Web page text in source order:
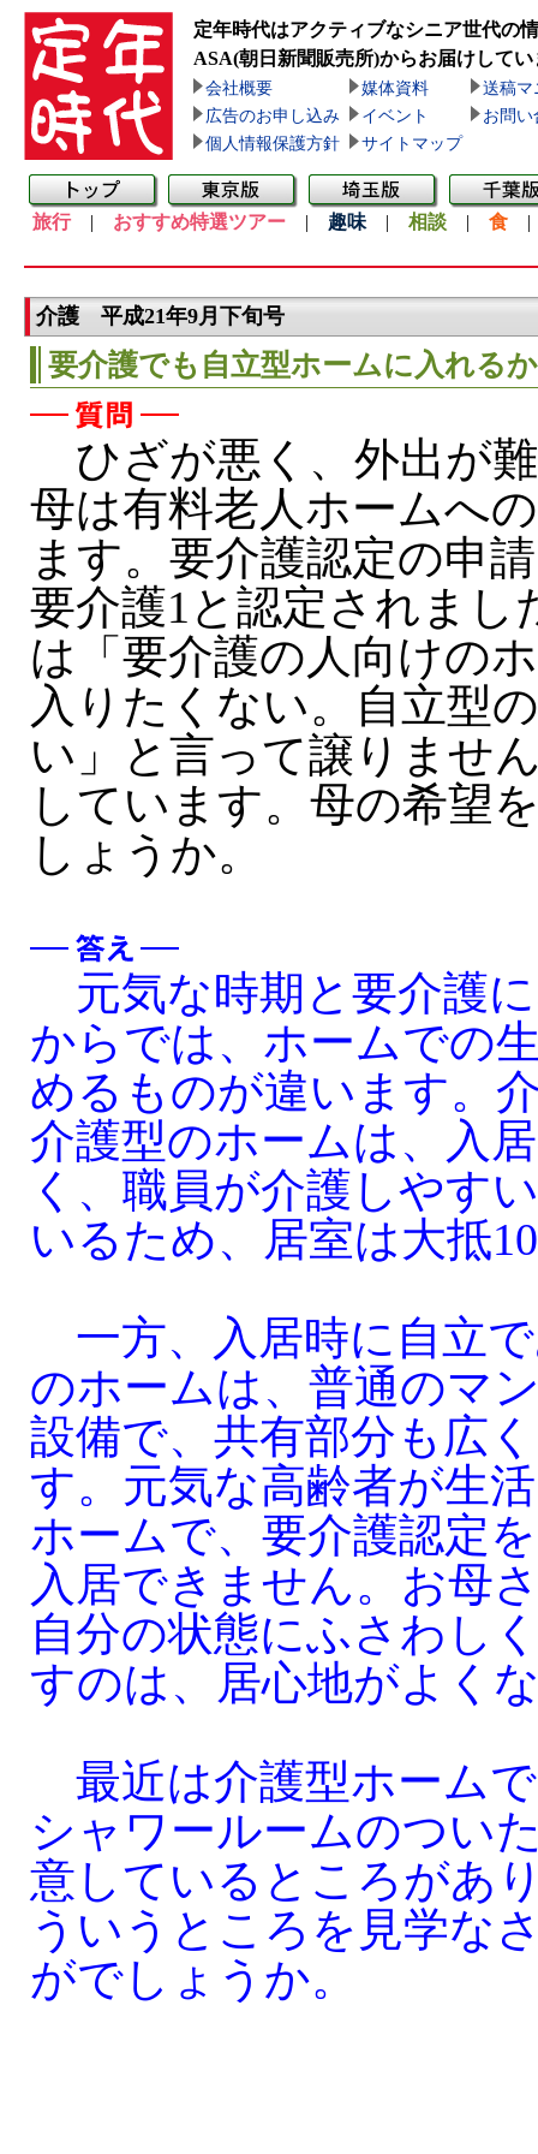
定年時代はアクティブなシニア世代の
ASA(朝日新聞販売所)からお届けしてい
会社概要 媒体資料
送稿マ
広告のお申し込み
イベント
お問い
個人情報保護方針
サイトマップ
旅行| おすすめ特選ツアー | 趣味 | 相談 | 食
介護 平成21年9月下旬号
要介護でも自立型ホームに入れるか
ひざが悪く、外出が
母は有料老人ホームへ
ます。要介護認定の申
要介護1と認定されまし
は「要介護の人向けの
入りたくない。自立型
い」と言って譲りませ
しています。母の希望
しょうか。
元気な時期と要介護
からでは、ホームでの
めるものが違います。
介護型のホームは、入
く、職員が介護しやす
いるため、居室は大抵
一方、入居時に自立
のホームは、普通のマ
設備で、共有部分も広
す。元気な高齢者が生
ホームで、要介護認定
入居できません。お母
自分の状態にふさわし
すのは、居心地がよく
最近は介護型ホーム
シャワールームのつい
意しているところがあ
ういうところを見学な
がでしょうか。